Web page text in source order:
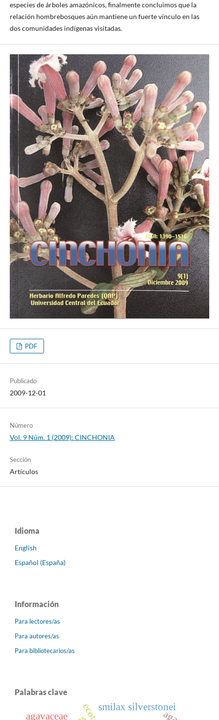
especies de árboles amazónicos, finalmente concluimos que la
relación hombrebosques aún mantiene un fuerte vínculo en las
dos comunidades indígenas visitadas.
PDF
Publicado
2009-12-01
Número
Vol. 9 Núm. 1 (2009): CINCHONIA
Sección
Artículos
Idioma
English
Español (España)
Información
Para lectores/as
Para autores/as
Para bibliotecarios/as
Palabras clave
smilax silverstonei
agavaceae